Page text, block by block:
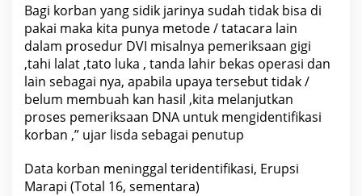
Bagi korban yang sidik jarinya sudah tidak bisa di
pakai maka kita punya metode / tatacara lain
dalam prosedur DVI misalnya pemeriksaan gigi
,tahi lalat ,tato luka , tanda lahir bekas operasi dan
lain sebagai nya, apabila upaya tersebut tidak /
belum membuah kan hasil ,kita melanjutkan
proses pemeriksaan DNA untuk mengidentifikasi
korban ,” ujar lisda sebagai penutup
Data korban meninggal teridentifikasi, Erupsi
Marapi (Total 16, sementara)